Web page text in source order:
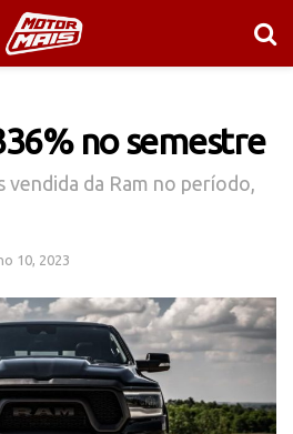
no semestre
vendida da Ram no período,
10, 2023